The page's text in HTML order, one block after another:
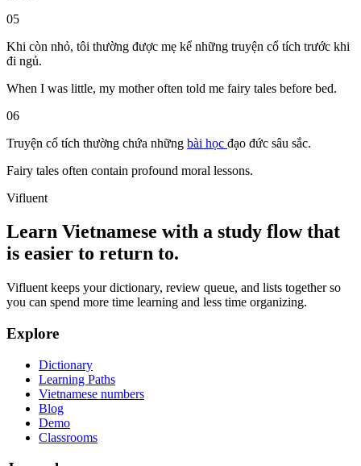
05
Khi còn nhỏ, tôi thường được mẹ kể những truyện cổ tích trước khi
đi ngủ.
When I was little, my mother often told me fairy tales before bed.
06
Truyện cổ tích thường chứa những bài học đạo đức sâu sắc.
Fairy tales often contain profound moral lessons.
Vifluent
Learn Vietnamese with a study flow that
is easier to return to.
Vifluent keeps your dictionary, review queue, and lists together so
you can spend more time learning and less time organizing.
Explore
Dictionary
Learning Paths
Vietnamese numbers
Blog
Demo
Classrooms